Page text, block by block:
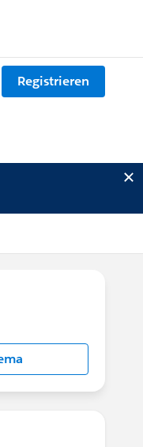
Registrieren